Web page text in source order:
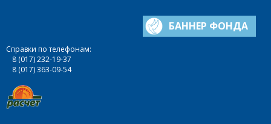
БАННЕР ФОНДА
Справки по телефонам:
8 (017) 232-19-37
8 (017) 363-09-54